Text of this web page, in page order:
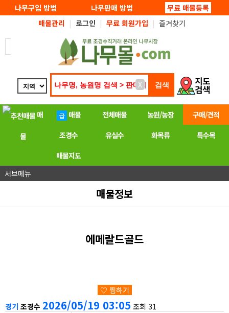
탑메뉴 바로가기
본문 바로가기
나무구입 방법 나무판매 방법
무료 매물등록
매물관리 | 로그인 | 무료 회원가입 | 즐겨찾기
X
매
물
매물 전체매물 농원/농장
구매/견적
조경수
유실수 화목류
특수목
매물지도
서브메뉴
매물정보
에메랄드골드
♡ 찜하기
경기 조경수 2026/05/19 03:05 조회 31